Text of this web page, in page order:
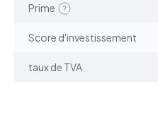
Prime
Score d'investissement
taux de TVA